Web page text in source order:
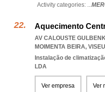
Activity categories: ...
Aquecimento
AV CALOUSTE
MOIMENTA BEIRA, VISEU
Instalação de
LDA
Ver empresa Ver